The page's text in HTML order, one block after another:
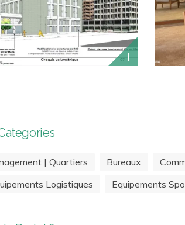
| Quartiers Bureaux
Logistiques
Equipements